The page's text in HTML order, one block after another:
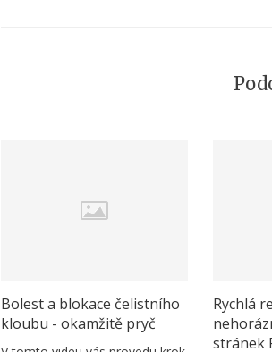
Bolest a blokace čelistního
kloubu - okamžitě pryč
Rychlá
stránek